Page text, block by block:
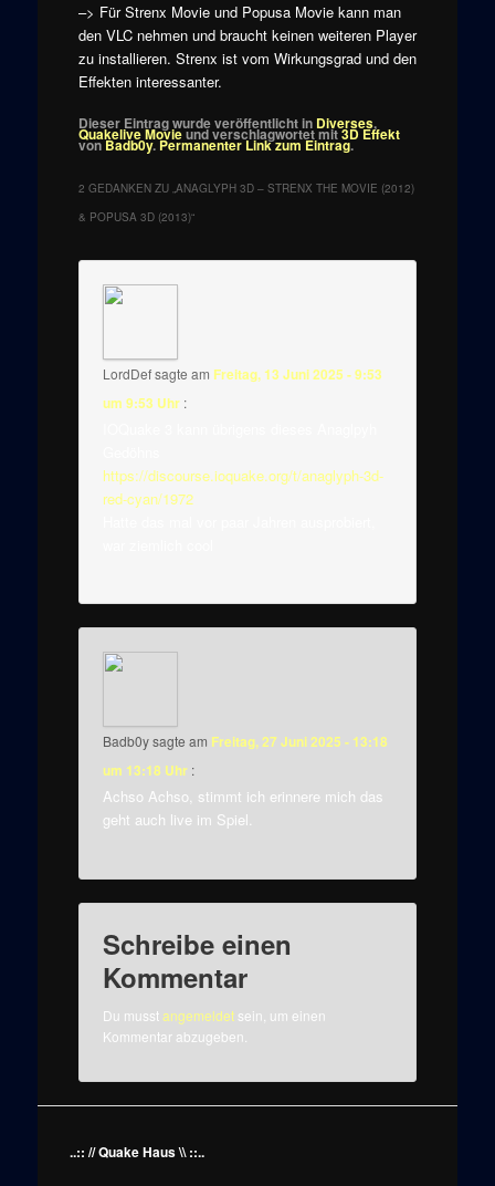
–> Für Strenx Movie und Popusa Movie kann man
den VLC nehmen und braucht keinen weiteren Player
zu installieren. Strenx ist vom Wirkungsgrad und den
Effekten interessanter.
Dieser Eintrag wurde veröffentlicht in Diverses,
Quakelive Movieund verschlagwortet mit3D Effekt
vonBadb0y.Permanenter Link zum Eintrag.
2 GEDANKEN ZU „ ANAGLYPH 3D – STRENX THE MOVIE (2012)
& POPUSA 3D (2013)“
LordDefsagte am Freitag, 13 Juni 2025 - 9:53
um 9:53 Uhr :
https://discourse.ioquake.org/t/anaglyph-3d-
red-cyan/1972
Badb0ysagte am Freitag, 27 Juni 2025 - 13:18
um 13:18 Uhr :
Achso Achso, stimmt ich erinnere mich das
geht auch live im Spiel.
Schreibe einen
Kommentar
Du musstangemeldetsein, um einen
Kommentar abzugeben.
..:: // Quake Haus \\ ::..